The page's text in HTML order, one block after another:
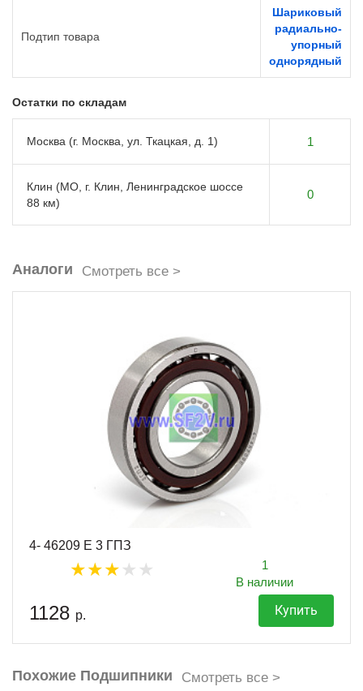
Подтип товара
Шариковый
радиально-
упорный
однорядный
Остатки по складам
Москва (г. Москва, ул. Ткацкая, д. 1) 1
Клин (МО, г. Клин, Ленинградское шоссе
88 км)
0
Аналоги Смотреть все >
4- 46209 Е 3 ГПЗ
1
В наличии
1128 р. Купить
Похожие Подшипники Смотреть все >